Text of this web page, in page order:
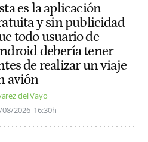
es la aplicación
y sin publicidad
todo usuario de
debería tener
de realizar un viaje
avión
del Vayo
08/2026 16:30h